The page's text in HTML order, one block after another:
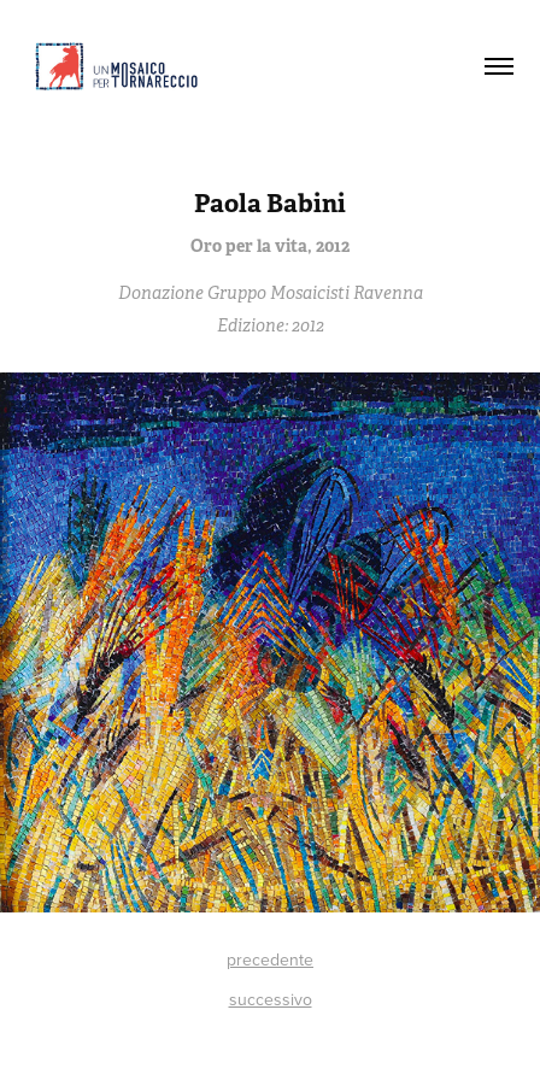
Paola Babini
Oro per la vita, 2012
Donazione Gruppo Mosaicisti Ravenna
Edizione: 2012
precedente
successivo